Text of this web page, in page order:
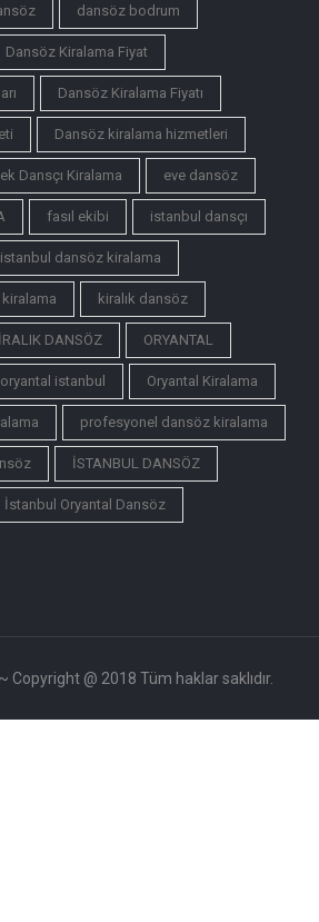
dansöz bodrum
Dansöz Kiralama Fiyat
Dansöz Kiralama Fiyatı
Dansöz kiralama hizmetleri
Dansçı Kiralama eve dansöz
fasıl ekibi istanbul dansçı
istanbul dansöz kiralama
kiralama kiralık dansöz
DANSÖZ ORYANTAL
oryantal istanbul Oryantal Kiralama
profesyonel dansöz kiralama
İSTANBUL DANSÖZ
İstanbul Oryantal Dansöz
~ Copyright @ 2018 Tüm haklar saklıdır.